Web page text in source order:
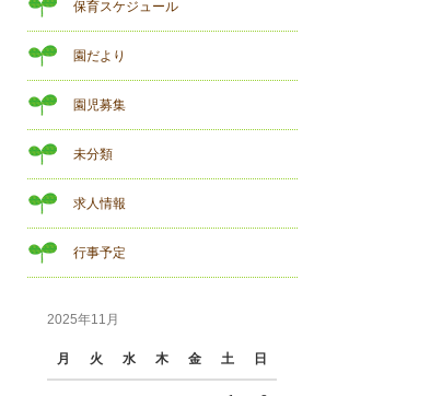
保育スケジュール
園だより
園児募集
未分類
求人情報
行事予定
2025年11月
月 火 水 木 金 土 日